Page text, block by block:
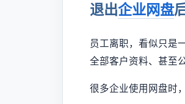
退出企业网盘
员工离职，看似只是
全部客户资料、甚至
很多企业使用网盘时